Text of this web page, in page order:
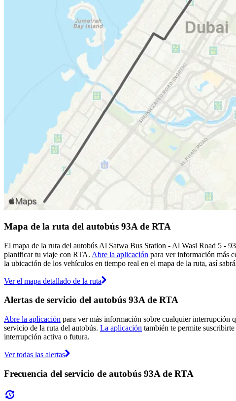
Mapa de la ruta del autobús 93A de RTA
El mapa de la ruta del autobús Al Satwa Bus Station - Al Wasl Road 5 -
planificar tu viaje con RTA. Abre la aplicación para ver información más
la ubicación de los vehículos en tiempo real en el mapa de la ruta, así
Ver el mapa detallado de la ruta
Alertas de servicio del autobús 93A de RTA
Abre la aplicación para ver más información sobre cualquier interrupción
servicio de la ruta del autobús. La aplicación también te permite
interrupción activa o futura.
Ver todas las alertas
Frecuencia del servicio de autobús 93A de RTA